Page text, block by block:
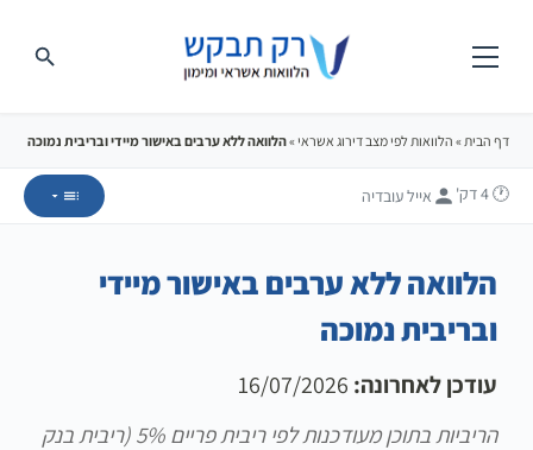
דף הבית» הלוואות לפי מצב דירוג אשראי»הלוואה ללא ערבים באישור מיידי ובריבית נמוכה
🕐 4 דק' אייל עובדיה
הלוואה ללא ערבים באישור מיידי
ובריבית נמוכה
עודכן לאחרונה:
הריביות בתוכן מעודכנות לפי ריבית פריים 5% (ריבית בנק